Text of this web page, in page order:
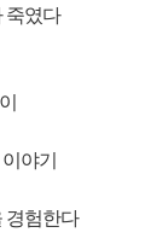
죽였다
야기
경험한다